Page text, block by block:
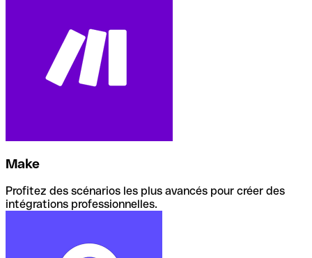
Make
Profitez des scénarios les plus avancés pour créer des
intégrations professionnelles.